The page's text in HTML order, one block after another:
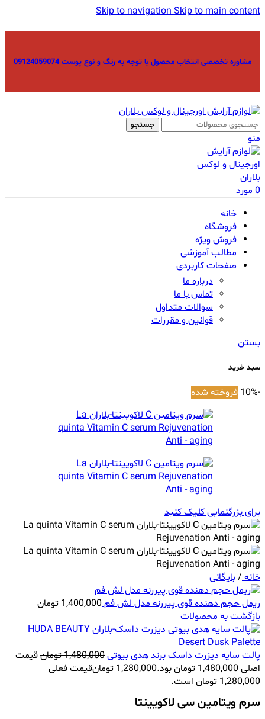
Skip to navigationSkip to main content
مشاوره تخصصی انتخاب محصول با توجه به رنگ و نوع پوست 09124059074
جستجو
منو
0مورد
خانه
فروشگاه
فروش ویژه
مطالب آموزشی
صفحات کاربردی
درباره ما
تماس با ما
سوالات متداول
قوانین و مقررات
بستن
سبد خرید
-10% فروخته شده
برای بزرگنمایی کلیک کنید
خانه/بایگانی
ریمل حجم دهنده قوی پیررنه مدل لش فم1,400,000 تومان
بازگشت به محصولات
پالت سایه دیزرت داسک برند هدی بیوتی1,480,000تومانقیمت
اصلی 1,480,000 تومان بود.
1,280,000تومانقیمت فعلی
1,280,000 تومان است.
سرم ویتامین سی لاکویینتا